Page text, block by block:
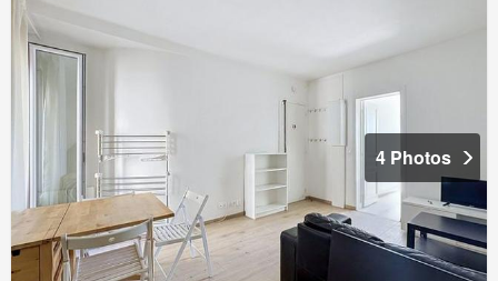
4 Photos